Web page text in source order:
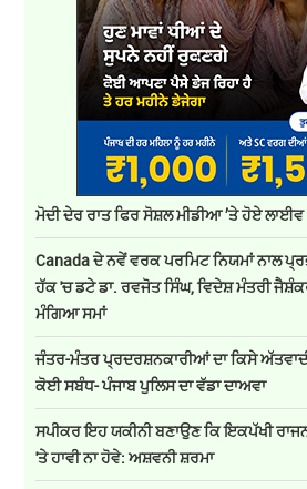
ਮੋਦੀ ਦੇਰ ਰਾਤ ਫਿਰ ਸੋਸ਼ਲ ਮੀਡੀਆ ’ਤੇ ਹੋਏ ਲਾਈਵ
Canada ਦੇ ਨਵੇਂ ਵਰਕ ਪਰਮਿਟ ਨਿਯਮਾਂ ਨਾਲ
ਹੱਕ 'ਚ ਡਟੇ ਡਾ. ਰਵਜੋਤ ਸਿੰਘ, ਵਿਦੇਸ਼ ਮੰਤਰੀ
ਮੰਗਿਆ ਸਮਾਂ
ਜੰਤਰ-ਮੰਤਰ ਪ੍ਰਦਰਸ਼ਨਕਾਰੀਆਂ ਦਾ ਕਿਸੇ
ਕੋਈ ਸਬੰਧ- ਪੰਜਾਬ ਪੁਲਿਸ ਦਾ ਵੱਡਾ ਦਾਅਵਾ
ਸਪੀਕਰ ਇਹ ਯਕੀਨੀ ਬਣਾਉਣ ਕਿ ਇਕਪੱਖੀ
'ਤੇ ਹਾਵੀ ਨਾ ਹੋਵੇ: ਅਸ਼ਵਨੀ ਸ਼ਰਮਾ